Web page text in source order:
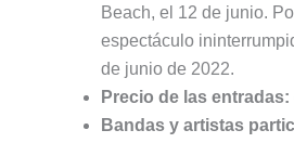
Beach, el 12 de junio.
espectáculo
de junio de 2022.
Precio de las entradas:
Bandas y artistas